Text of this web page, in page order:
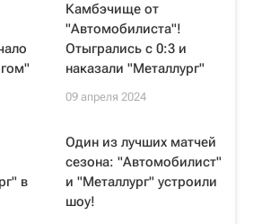
Камбэчище от
"Автомобилиста"!
Отыгрались с 0:3 и
наказали "Металлург"
09 апреля 2024
в
Один из лучших матчей
сезона: "Автомобилист"
и "Металлург" устроили
шоу!